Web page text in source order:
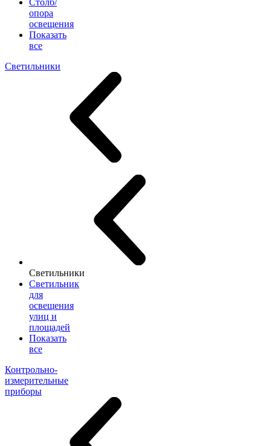
Столб/
опора
освещения
Показать
все
Светильники
Светильники
Светильник
для
освещения
улиц и
площадей
Показать
все
Контрольно-
измерительные
приборы